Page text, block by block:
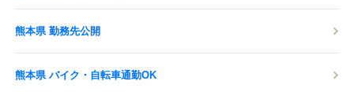
熊本県 勤務先公開
熊本県 バイク・自転車通勤OK